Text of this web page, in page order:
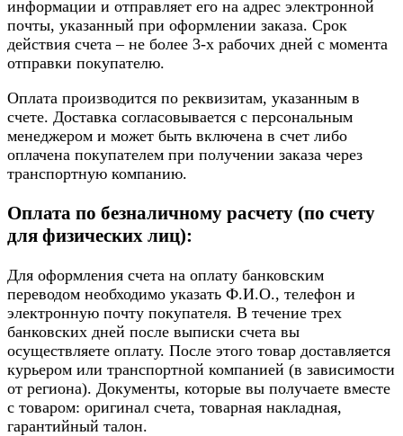
информации и отправляет его на адрес электронной
почты, указанный при оформлении заказа. Срок
действия счета – не более 3-х рабочих дней с момента
отправки покупателю.
Оплата производится по реквизитам, указанным в
счете. Доставка согласовывается с персональным
менеджером и может быть включена в счет либо
оплачена покупателем при получении заказа через
транспортную компанию.
Оплата по безналичному расчету (по счету
для физических лиц):
Для оформления счета на оплату банковским
переводом необходимо указать Ф.И.О., телефон и
электронную почту покупателя. В течение трех
банковских дней после выписки счета вы
осуществляете оплату. После этого товар доставляется
курьером или транспортной компанией (в зависимости
от региона). Документы, которые вы получаете вместе
с товаром: оригинал счета, товарная накладная,
гарантийный талон.